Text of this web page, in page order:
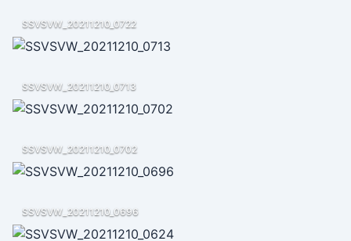
SSVSVW_20211210_0722
SSVSVW_20211210_0713
SSVSVW_20211210_0702
SSVSVW_20211210_0696